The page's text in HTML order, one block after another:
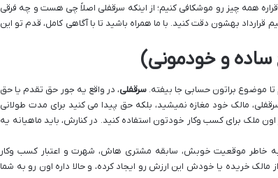
همه چیز رو موشکافی کنیم؛ از اینکه سرقفلی اصلاً چی هست و چه فرقی
قرارداد بهشون دقت کنید. با ما همراه باشید تا با آگاهی کامل، قدم تو این
ساده و خودمونی)
موضوع براتون حسابی جا بیفته.سرقفلی، در واقع یه جور حق تقدم یا حق
مالک خود مغازه نمیشید، بلکه حق پیدا می کنید برای مدت طولانی
اون ملک برای کسب وکار خودتون استفاده کنید. در کنارش، باید ماهیانه یه
خاطر موقعیت خوبش، سابقه مشتری هاش، شهرت و اعتبار کسب وکار
خریده یا خودش این ارزش رو ایجاد کرده، و حالا داره اون رو به شما